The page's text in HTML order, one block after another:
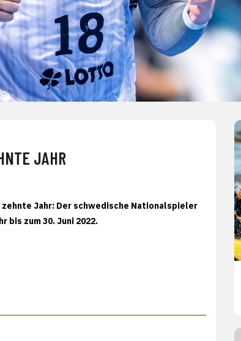
JAHR
zehnte Jahr: Der schwedische Nationalspieler
bis zum 30. Juni 2022.